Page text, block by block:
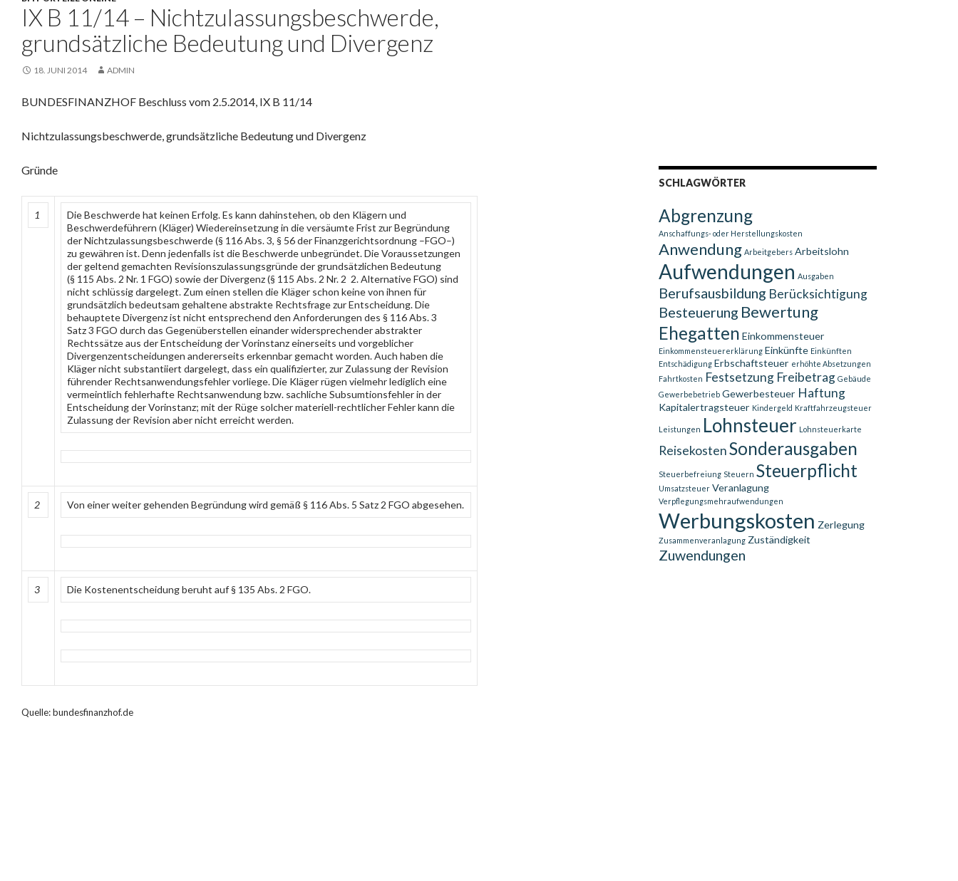
IX B 11/14 – Nichtzulassungsbeschwerde,
grundsätzliche Bedeutung und Divergenz
18. JUNI 2014 ADMIN
BUNDESFINANZHOF Beschluss vom 2.5.2014, IX B 11/14
Nichtzulassungsbeschwerde, grundsätzliche Bedeutung und Divergenz
Gründe
1
Die Beschwerde hat keinen Erfolg. Es kann dahinstehen, ob den Klägern und
Beschwerdeführern (Kläger) Wiedereinsetzung in die versäumte Frist zur Begründung
der Nichtzulassungsbeschwerde (§ 116 Abs. 3, § 56 der Finanzgerichtsordnung –FGO–)
zu gewähren ist. Denn jedenfalls ist die Beschwerde unbegründet. Die Voraussetzungen
der geltend gemachten Revisionszulassungsgründe der grundsätzlichen Bedeutung
(§ 115 Abs. 2 Nr. 1 FGO) sowie der Divergenz (§ 115 Abs. 2 Nr. 2 2. Alternative FGO) sind
nicht schlüssig dargelegt. Zum einen stellen die Kläger schon keine von ihnen für
grundsätzlich bedeutsam gehaltene abstrakte Rechtsfrage zur Entscheidung. Die
behauptete Divergenz ist nicht entsprechend den Anforderungen des § 116 Abs. 3
Satz 3 FGO durch das Gegenüberstellen einander widersprechender abstrakter
Rechtssätze aus der Entscheidung der Vorinstanz einerseits und vorgeblicher
Divergenzentscheidungen andererseits erkennbar gemacht worden. Auch haben die
Kläger nicht substantiiert dargelegt, dass ein qualifizierter, zur Zulassung der Revision
führender Rechtsanwendungsfehler vorliege. Die Kläger rügen vielmehr lediglich eine
vermeintlich fehlerhafte Rechtsanwendung bzw. sachliche Subsumtionsfehler in der
Entscheidung der Vorinstanz; mit der Rüge solcher materiell-rechtlicher Fehler kann die
Zulassung der Revision aber nicht erreicht werden.
2 Von einer weiter gehenden Begründung wird gemäß § 116 Abs. 5 Satz 2 FGO abgesehen.
3 Die Kostenentscheidung beruht auf § 135 Abs. 2 FGO.
Quelle: bundesfinanzhof.de
SCHLAGWÖRTER
Abgrenzung
Anschaffungs- oder Herstellungskosten
Anwendung Arbeitgebers Arbeitslohn
Aufwendungen Ausgaben
Berufsausbildung Berücksichtigung
Besteuerung Bewertung
Ehegatten Einkommensteuer
Einkommensteuererklärung Einkünfte Einkünften
Entschädigung Erbschaftsteuer erhöhte Absetzungen
Fahrtkosten Festsetzung Freibetrag Gebäude
Gewerbebetrieb Gewerbesteuer Haftung
Kapitalertragsteuer Kindergeld Kraftfahrzeugsteuer
Leistungen Lohnsteuer Lohnsteuerkarte
ReisekostenSonderausgaben
Steuerbefreiung Steuern Steuerpflicht
Umsatzsteuer Veranlagung
Verpflegungsmehraufwendungen
Werbungskosten Zerlegung
Zusammenveranlagung Zuständigkeit
Zuwendungen